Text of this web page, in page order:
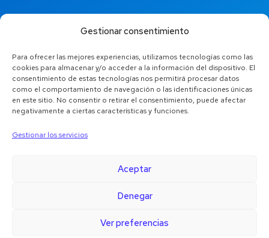
Gestionar consentimiento
Para ofrecer las mejores experiencias, utilizamos tecnologías como las
cookies para almacenar y/o acceder a la información del dispositivo. El
consentimiento de estas tecnologías nos permitirá procesar datos
como el comportamiento de navegación o las identificaciones únicas
en este sitio. No consentir o retirar el consentimiento, puede afectar
negativamente a ciertas características y funciones.
Gestionar los servicios
Aceptar
Denegar
Ver preferencias
Copyright © 2024 Jaestic S.L. Tots els drets reservats.